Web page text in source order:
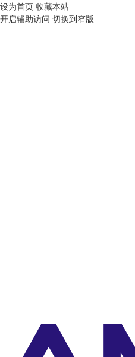
设为首页 收藏本站
开启辅助访问 切换到窄版